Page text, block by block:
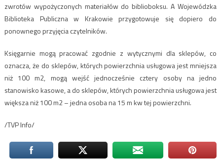
zwrotów wypożyczonych materiałów do biblioboksu. A Wojewódzka
Biblioteka Publiczna w Krakowie przygotowuje się dopiero do
ponownego przyjęcia czytelników.
Księgarnie mogą pracować zgodnie z wytycznymi dla sklepów, co
oznacza, że do sklepów, których powierzchnia usługowa jest mniejsza
niż 100 m2, mogą wejść jednocześnie cztery osoby na jedno
stanowisko kasowe, a do sklepów, których powierzchnia usługowa jest
większa niż 100 m2 – jedna osoba na 15 m kw tej powierzchni.
/TVP Info/